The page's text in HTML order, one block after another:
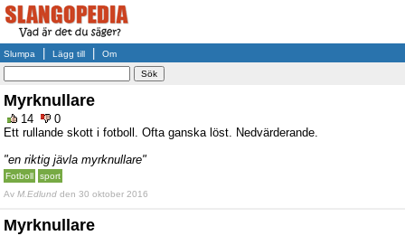
Slumpa Lägg till Om
Myrknullare
14
0
Ett rullande skott i fotboll. Ofta ganska löst. Nedvärderande.
"en riktig jävla myrknullare"
Fotboll
sport
Av M.Edlund den 30 oktober 2016
Myrknullare